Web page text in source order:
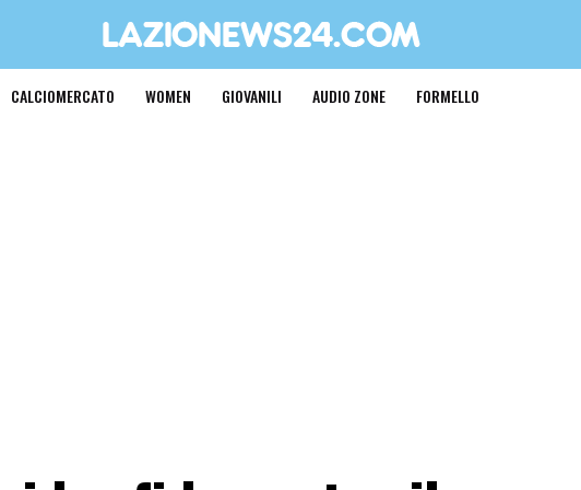
CALCIOMERCATO WOMEN GIOVANILI AUDIO ZONE FORMELLO